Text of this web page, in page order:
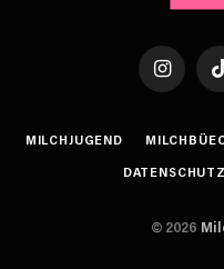
Instagram
MILCHJUGEND
DATENSCHUTZ
© 2026